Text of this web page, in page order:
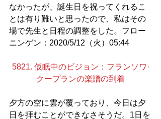
なかったが、誕生日を祝ってくれるこ
とは有り難いと思ったので、私はその
場で先生と日程の調整をした。フロー
ニンゲン：2020/5/12（火）05:44
5821. 仮眠中のビジョン：フランソワ·
クープランの楽譜の到着
夕方の空に雲が覆っており、今日は夕
日を拝むことができなさそうだ。1日を